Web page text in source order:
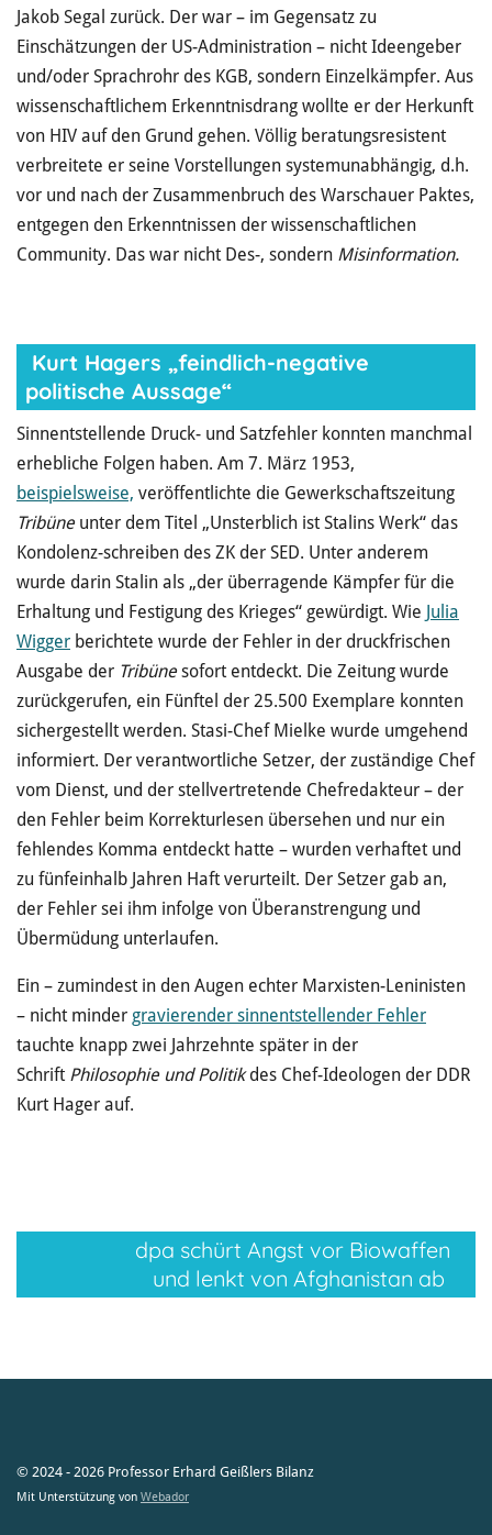
Jakob Segal zurück. Der war – im Gegensatz zu
Einschätzungen der US-Administration – nicht Ideengeber
und/oder Sprachrohr des KGB, sondern Einzelkämpfer. Aus
wissenschaftlichem Erkenntnisdrang wollte er der Herkunft
von HIV auf den Grund gehen. Völlig beratungsresistent
verbreitete er seine Vorstellungen systemunabhängig, d.h.
vor und nach der Zusammenbruch des Warschauer Paktes,
entgegen den Erkenntnissen der wissenschaftlichen
Community. Das war nicht Des-, sondern Misinformation.
Kurt Hagers „feindlich-negative
politische Aussage“
Sinnentstellende Druck- und Satzfehler konnten manchmal
erhebliche Folgen haben. Am 7. März 1953,
beispielsweise, veröffentlichte die Gewerkschaftszeitung
Tribüne unter dem Titel „Unsterblich ist Stalins Werk“ das
Kondolenz-schreiben des ZK der SED. Unter anderem
wurde darin Stalin als „der überragende Kämpfer für die
Erhaltung und Festigung des Krieges“ gewürdigt. Wie Julia
Wigger berichtete wurde der Fehler in der druckfrischen
Ausgabe der Tribünesofort entdeckt. Die Zeitung wurde
zurückgerufen, ein Fünftel der 25.500 Exemplare konnten
sichergestellt werden. Stasi-Chef Mielke wurde umgehend
informiert. Der verantwortliche Setzer, der zuständige Chef
vom Dienst, und der stellvertretende Chefredakteur – der
den Fehler beim Korrekturlesen übersehen und nur ein
fehlendes Komma entdeckt hatte – wurden verhaftet und
zu fünfeinhalb Jahren Haft verurteilt. Der Setzer gab an,
der Fehler sei ihm infolge von Überanstrengung und
Übermüdung unterlaufen.
Ein – zumindest in den Augen echter Marxisten-Leninisten
– nicht minder gravierender sinnent­stellen­­der Fehler
tauchte knapp zwei Jahrzehnte später in der
Schrift Philosophie und Politikdes Chef-Ideologen der DDR
Kurt Hager auf.
dpa schürt Angst vor Biowaffen
und lenkt von Afghanistan ab
© 2024 - 2026 Professor Erhard Geißlers Bilanz
Mit Unterstützung von Webador